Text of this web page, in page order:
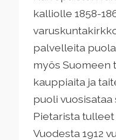
kalliolle 1858-
palvelleita
myös Suomeen
kauppiaita ja
puoli
Pietarista
Vuodesta 1912